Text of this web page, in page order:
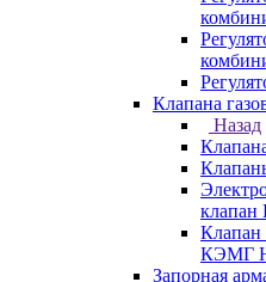
Клапана
Назад
клапан
Клапан
КЭМГ
Запорная